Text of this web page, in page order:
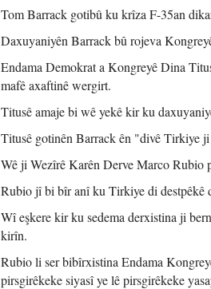
Tom Barrack gotibû ku krîza F-35an
Daxuyaniyên Barrack bû rojeva
Endama Demokrat a Kongreyê Dina
mafê axaftinê wergirt.
Titusê amaje bi wê yekê kir ku
Titusê gotinên Barrack ên "divê Tirkiye
Wê ji Wezîrê Karên Derve Marco Rubio
Rubio jî bi bîr anî ku Tirkiye di destpêkê
Wî eşkere kir ku sedema derxistina ji
kirîn.
Rubio li ser bibîrxistina Endama
pirsgirêkeke siyasî ye lê pirsgirêkeke